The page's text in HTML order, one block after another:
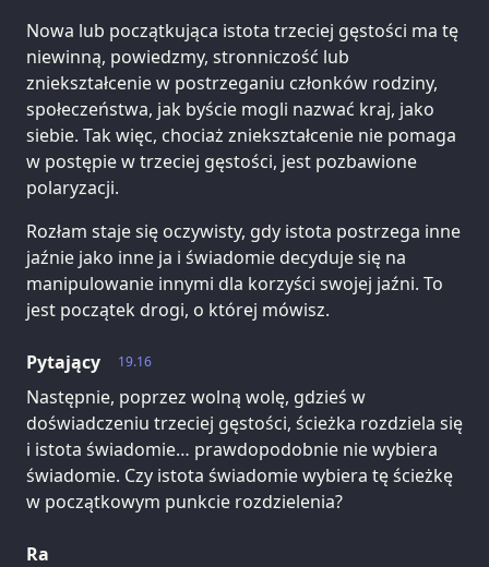
Nowa lub początkująca istota trzeciej gęstości ma tę
niewinną, powiedzmy, stronniczość lub
zniekształcenie w postrzeganiu członków rodziny,
społeczeństwa, jak byście mogli nazwać kraj, jako
siebie. Tak więc, chociaż zniekształcenie nie pomaga
w postępie w trzeciej gęstości, jest pozbawione
polaryzacji.
Rozłam staje się oczywisty, gdy istota postrzega inne
jaźnie jako inne ja i świadomie decyduje się na
manipulowanie innymi dla korzyści swojej jaźni. To
jest początek drogi, o której mówisz.
19.16
Pytający
Następnie, poprzez wolną wolę, gdzieś w
doświadczeniu trzeciej gęstości, ścieżka rozdziela się
i istota świadomie… prawdopodobnie nie wybiera
świadomie. Czy istota świadomie wybiera tę ścieżkę
w początkowym punkcie rozdzielenia?
Ra